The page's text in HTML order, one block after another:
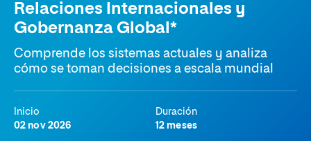
Relaciones Internacionales y
Gobernanza Global*
Comprende los sistemas actuales y analiza
cómo se toman decisiones a escala mundial
Inicio
02 nov 2026
Duración
12 meses